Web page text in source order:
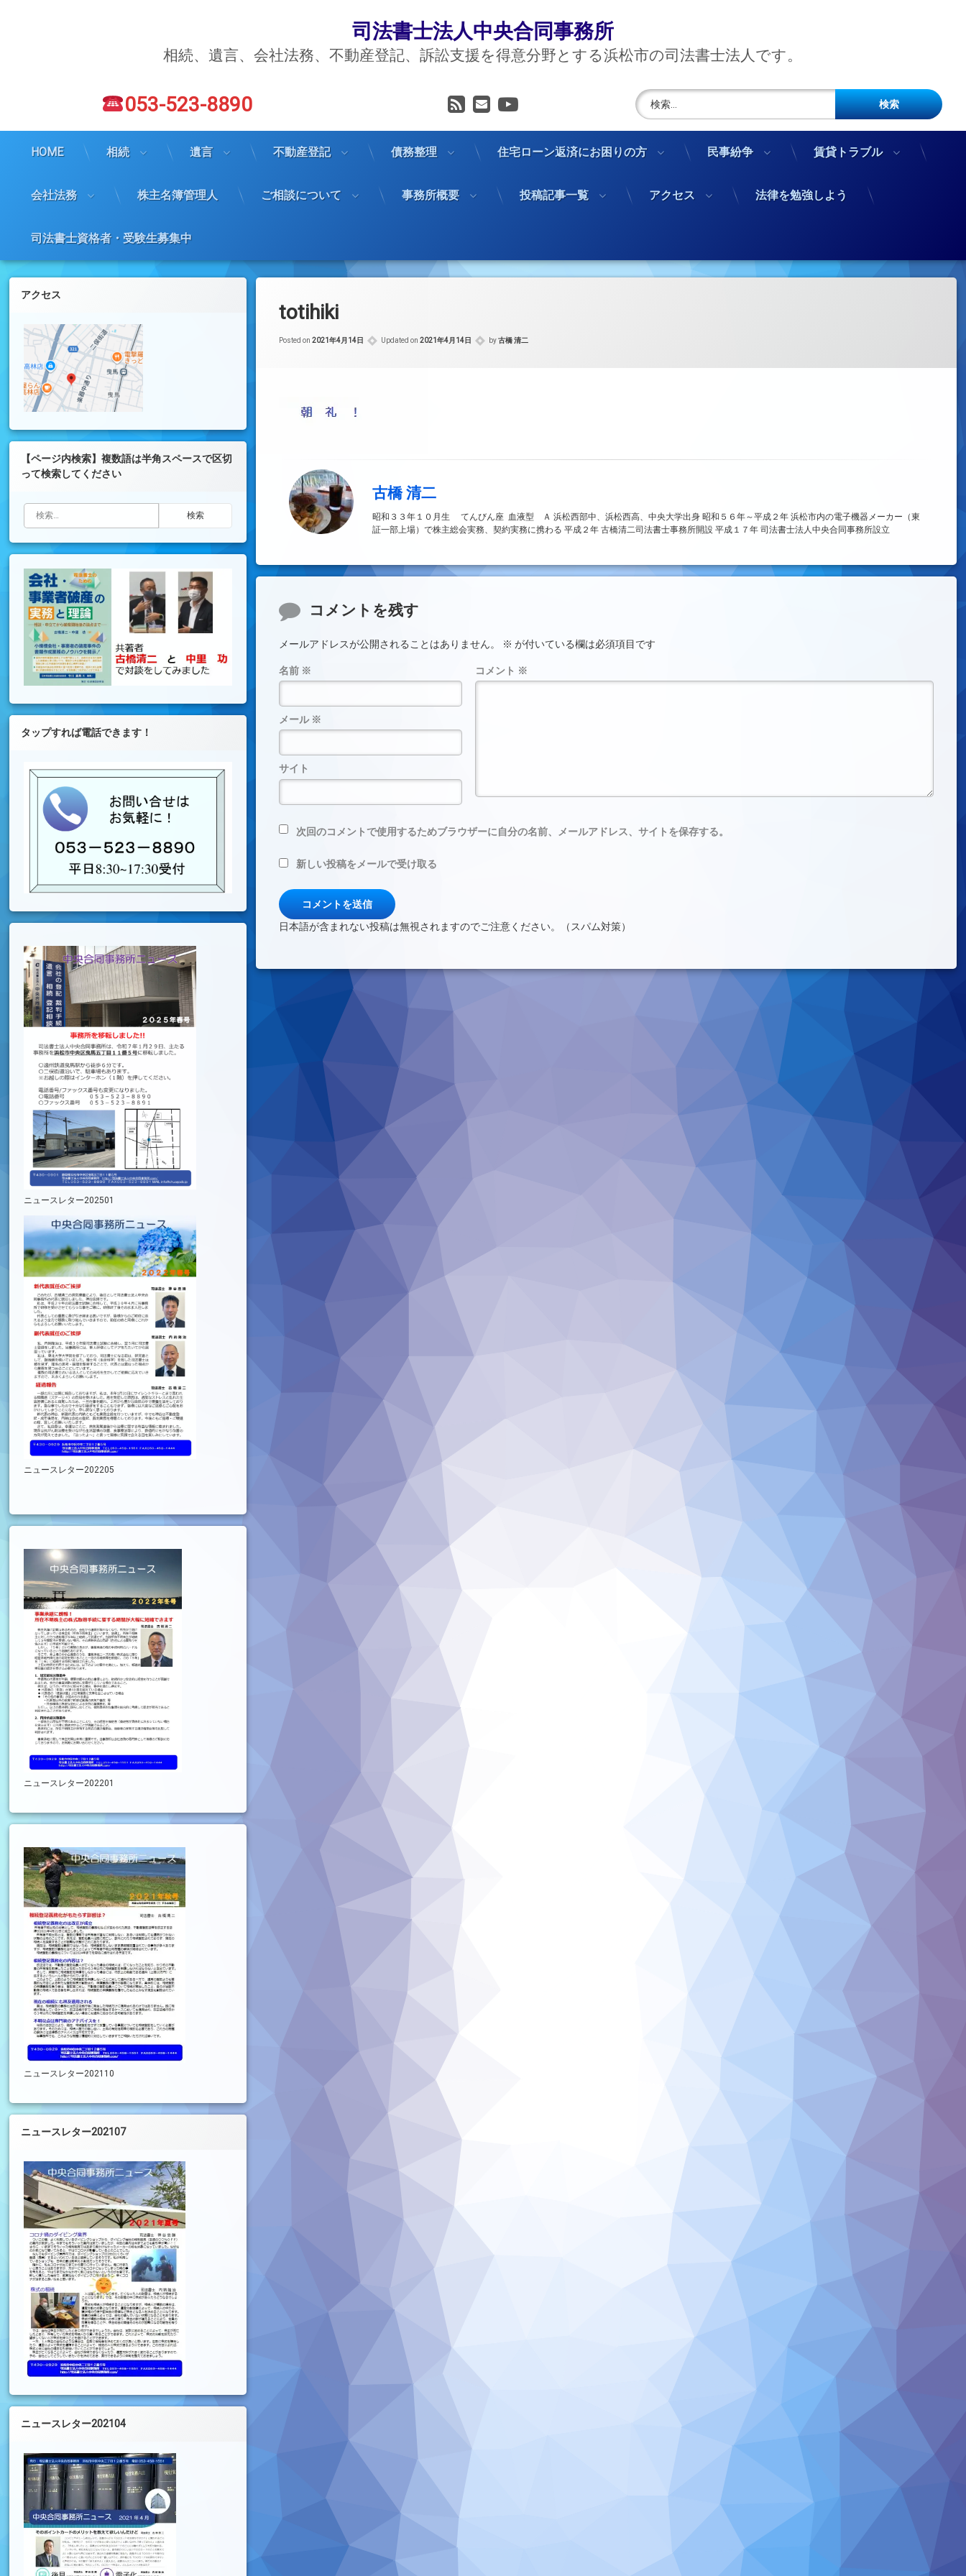
司法書士法人中央合同事務所
相続、遺言、会社法務、不動産登記、訴訟支援を得意分野とする浜松市の司法書士法人です。
電話番号:
053-523-8890 RSSメールアドレス
YouTube 検索:
HOME 相続 遺言 不動産登記 債務整理 住宅ローン返済にお困りの方 民事紛争 賃貸トラブル
会社法務 株主名簿管理人 ご相談について 事務所概要 投稿記事一覧 アクセス 法律を勉強しよう
司法書士資格者・受験生募集中
totihiki
Posted on 2021年4月14日 Updated on 2021年4月14日 by古橋 清二
古橋 清二
昭和３３年１０月生 てんびん座 血液型 Ａ 浜松西部中、浜松西高、中央大学出身 昭和５６年～平成２年 浜松市内の電子機器メーカー（東
証一部上場）で株主総会実務、契約実務に携わる 平成２年 古橋清二司法書士事務所開設 平成１７年 司法書士法人中央合同事務所設立
コメントコメントを残す
メールアドレスが公開されることはありません。 ※ が付いている欄は必須項目です
コメント ※
名前 ※
メール ※
サイト
次回のコメントで使用するためブラウザーに自分の名前、メールアドレス、サイトを保存する。
新しい投稿をメールで受け取る
日本語が含まれない投稿は無視されますのでご注意ください。（スパム対策）
左サイドバー
アクセス
【ページ内検索】複数語は半角スペースで区切
って検索してください
検索:
タップすれば電話できます！
ニュースレター202501
ニュースレター202205
ニュースレター202201
ニュースレター202110
ニュースレター202107
ニュースレター202104